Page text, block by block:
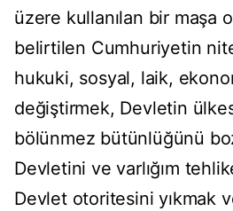
üzere kullanılan bir maşa
belirtilen Cumhuriyetin
hukuki, sosyal, laik,
değiştirmek, Devletin
bölünmez bütünlüğünü
Devletini ve varlığım
Devlet otoritesini yıkmak